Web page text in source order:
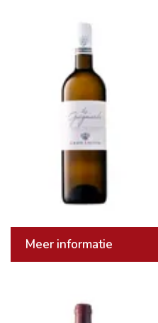
Meer informatie